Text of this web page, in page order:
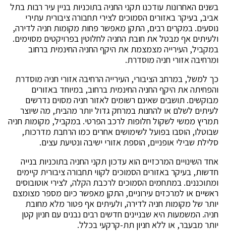
בשנים האחרונות עודכנו תקני החניה בתוכניות בניין עיר רבות בתל
אביב, בעיקר באזורים הסמוכים לצירי תחבורה ציבורית עתירי
נוסעים. במקרים רבים, התקן מאפשר פחות מקומות חניה לדירה,
ולעיתים אף מבטל את חובת החניה לחלוטין בפרויקטים מסוימים.
במקביל, העירייה מצמצמת את היקף החניה החינמית ברחוב
ומרחיבה אזורי חניה מוסדרת.
כך למשל, במרחב הציבורי, העירייה הרחיבה אזורי חניה מוסדרת
והפחיתה את היקף החניה החינמית ברחוב, במיוחד באזורים
מבוקשים. תושבים שאינם רשומים לאזור חניה מסוים נדרשים
לעיתים לשלם או להחנות במרחק גדול יותר מהבית, מה שיוצר
תמריץ ממשי לשקול חלופות לרכב הפרטי. במקביל, מקומות חניה
שבוטלו, הוסבו בפועל לשימושים אחרים כמו הרחבת מדרכות,
סלילת שבילי אופניים, הוספת אזורי ישיבה ונטיעת עצים.
אחד השינויים המרכזיים הוא עדכון תקני החניה בתוכניות בנייה
חדשות, בעיקר באזורים הסמוכים לקווי תחבורה ציבורית קיימים
ומתוכננים. במתחמים הסמוכים לרכבת הקלה, לצירי אוטובוסים
ראשיים או למרכזים עירוניים, התקן מאפשר כיום מספר מצומצם
יותר של מקומות חניה לדירה, ולעיתים אף פטור מלא מחובת
חניה. המשמעות היא שבניינים חדשים רבים נבנים עם חניון קטן
יותר מבעבר, או ללא חניון תת-קרקעי בכלל.